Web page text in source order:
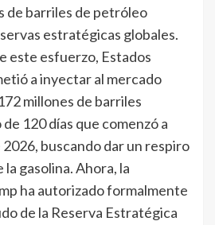
de barriles de petróleo
estratégicas globales.
este esfuerzo, Estados
a inyectar al mercado
millones de barriles
120 días que comenzó a
buscando dar un respiro
la gasolina. Ahora, la
ha autorizado formalmente
de la Reserva Estratégica